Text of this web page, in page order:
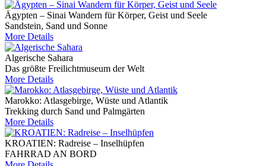
Ägypten – Sinai Wandern für Körper, Geist und Seele
Sandstein, Sand und Sonne
More Details
Algerische Sahara
Das größte Freilichtmuseum der Welt
More Details
Marokko: Atlasgebirge, Wüste und Atlantik
Trekking durch Sand und Palmgärten
More Details
KROATIEN: Radreise – Inselhüpfen
FAHRRAD AN BORD